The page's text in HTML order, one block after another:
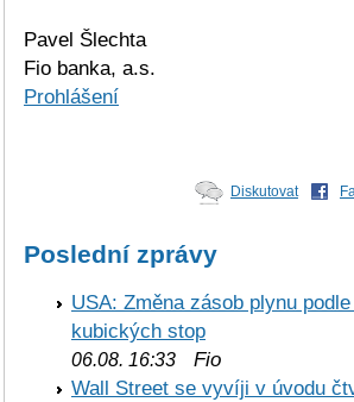
Pavel Šlechta
Fio banka, a.s.
Prohlášení
Diskutovat
Poslední zprávy
USA: Změna zásob plynu
kubických stop
06.08. 16:33 Fio
Wall Street se vyvíji v úvodu